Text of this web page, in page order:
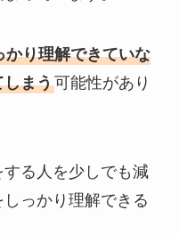
り理解できていな
しまう可能性があり
る人を少しでも減
っかり理解できる